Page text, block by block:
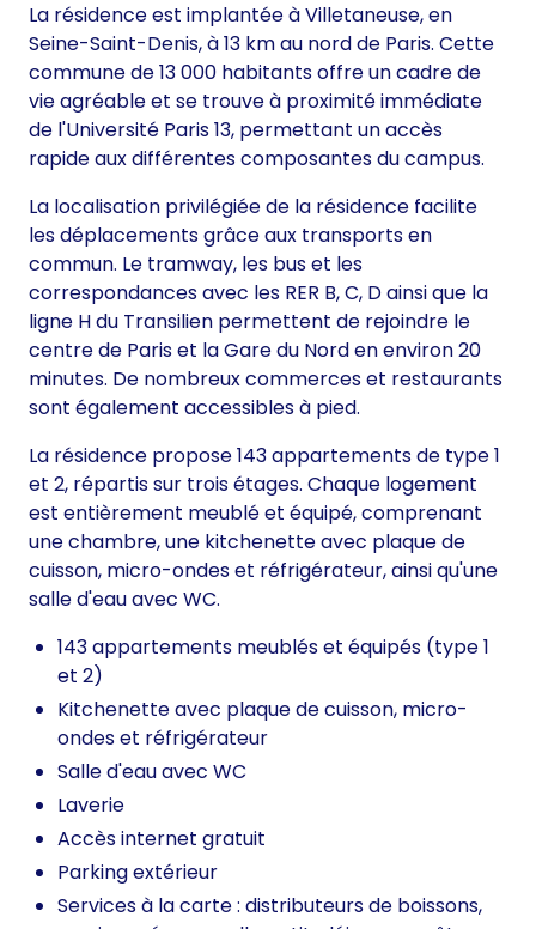
La résidence est implantée à Villetaneuse, en
Seine-Saint-Denis, à 13 km au nord de Paris. Cette
commune de 13 000 habitants offre un cadre de
vie agréable et se trouve à proximité immédiate
de l'Université Paris 13, permettant un accès
rapide aux différentes composantes du campus.
La localisation privilégiée de la résidence facilite
les déplacements grâce aux transports en
commun. Le tramway, les bus et les
correspondances avec les RER B, C, D ainsi que la
ligne H du Transilien permettent de rejoindre le
centre de Paris et la Gare du Nord en environ 20
minutes. De nombreux commerces et restaurants
sont également accessibles à pied.
La résidence propose 143 appartements de type 1
et 2, répartis sur trois étages. Chaque logement
est entièrement meublé et équipé, comprenant
une chambre, une kitchenette avec plaque de
cuisson, micro-ondes et réfrigérateur, ainsi qu'une
salle d'eau avec WC.
143 appartements meublés et équipés (type 1
et 2)
Kitchenette avec plaque de cuisson, micro-
ondes et réfrigérateur
Salle d'eau avec WC
Laverie
Accès internet gratuit
Parking extérieur
Services à la carte : distributeurs de boissons,